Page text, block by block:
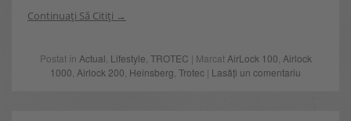
Continuați Să Citiți
Postat în Actual Lifestyle TROTEC | Marcat AirLock 100 Airlock
1000 Airlock 200 Heinsberg Trotec | Lasăți un comentariu